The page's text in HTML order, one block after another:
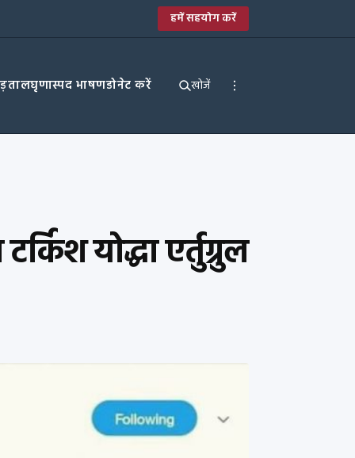
हमें सहयोग करें
घृणास्पद भाषणडोनेट करें खोजें
योद्धा एर्तुग्रुल